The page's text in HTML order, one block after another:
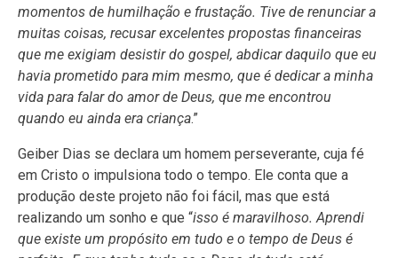
momentos de humilhação e frustação. Tive de renunciar a
muitas coisas, recusar excelentes propostas financeiras
que me exigiam desistir do gospel, abdicar daquilo que eu
havia prometido para mim mesmo, que é dedicar a minha
vida para falar do amor de Deus, que me encontrou
quando eu ainda era criança.”
Geiber Dias se declara um homem perseverante, cuja fé
em Cristo o impulsiona todo o tempo. Ele conta que a
produção deste projeto não foi fácil, mas que está
realizando um sonho e que “isso é maravilhoso. Aprendi
que existe um propósito em tudo e o tempo de Deus é